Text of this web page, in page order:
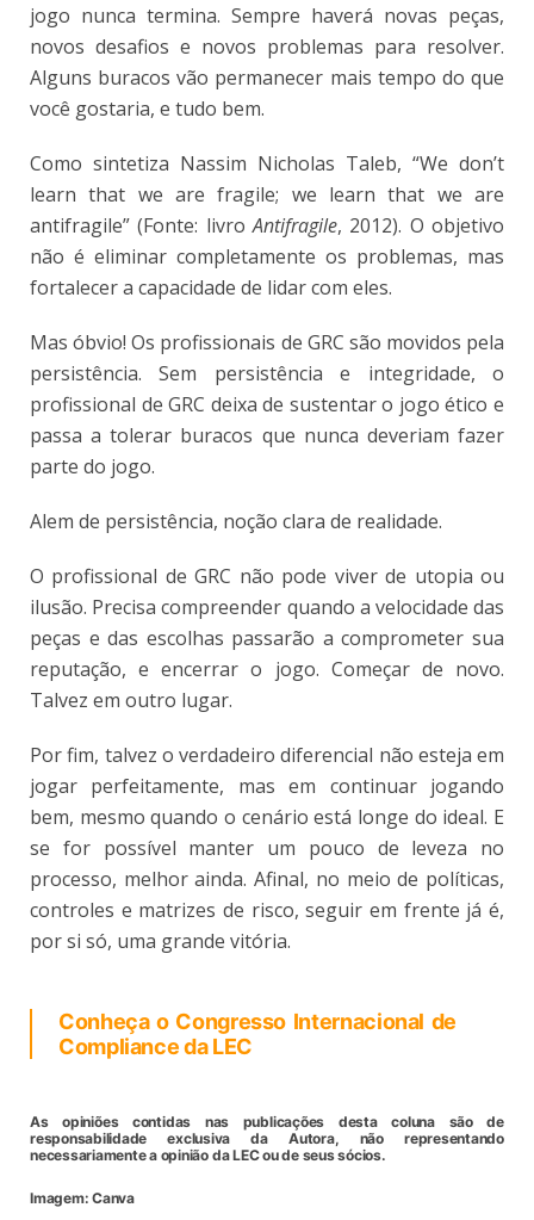
jogo nunca termina. Sempre haverá novas peças,
novos desafios e novos problemas para resolver.
Alguns buracos vão permanecer mais tempo do que
você gostaria, e tudo bem.
Como sintetiza Nassim Nicholas Taleb, “We don’t
learn that we are fragile; we learn that we are
antifragile” (Fonte: livroAntifragile, 2012). O objetivo
não é eliminar completamente os problemas, mas
fortalecer a capacidade de lidar com eles.
Mas óbvio! Os profissionais de GRC são movidos pela
persistência. Sem persistência e integridade, o
profissional de GRC deixa de sustentar o jogo ético e
passa a tolerar buracos que nunca deveriam fazer
parte do jogo.
Alem de persistência, noção clara de realidade.
O profissional de GRC não pode viver de utopia ou
ilusão. Precisa compreender quando a velocidade das
peças e das escolhas passarão a comprometer sua
reputação, e encerrar o jogo. Começar de novo.
Talvez em outro lugar.
Por fim, talvez o verdadeiro diferencial não esteja em
jogar perfeitamente, mas em continuar jogando
bem, mesmo quando o cenário está longe do ideal. E
se for possível manter um pouco de leveza no
processo, melhor ainda. Afinal, no meio de políticas,
controles e matrizes de risco, seguir em frente já é,
por si só, uma grande vitória.
Conheça o Congresso Internacional de
Compliance da LEC
As opiniões contidas nas publicações desta coluna são de
responsabilidade exclusiva da Autora, não representando
necessariamente a opinião da LEC ou de seus sócios.
Imagem: Canva